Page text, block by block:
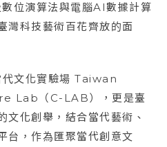
位演算法與電腦AI數據計算
灣科技藝術百花齊放的面
文化實驗場 Taiwan
（C-LAB），更是臺
文化創舉，結合當代藝術、
台，作為匯聚當代創意文